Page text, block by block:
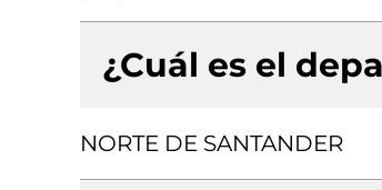
¿Cuál es el
NORTE DE SANTANDER